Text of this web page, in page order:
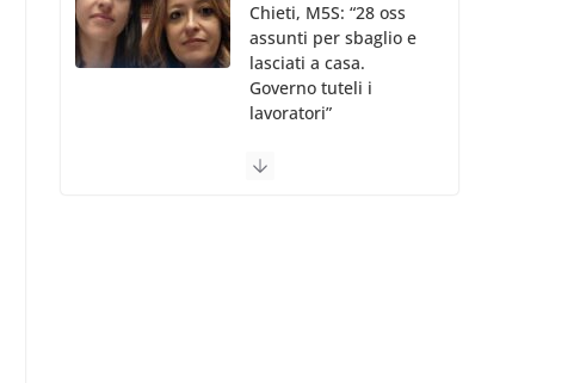
Chieti, M5S: “28 oss
assunti per sbaglio e
lasciati a casa.
Governo tuteli i
lavoratori”